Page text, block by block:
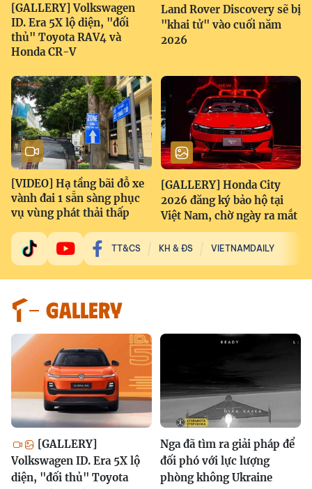
[GALLERY] Volkswagen
ID. Era 5X lộ diện, "đối
thủ" Toyota RAV4 và
Honda CR-V
Land Rover Discovery sẽ bị
"khai tử" vào cuối năm
2026
[VIDEO] Hạ tầng bãi đỗ xe
vành đai 1 sẵn sàng phục
vụ vùng phát thải thấp
[GALLERY] Honda City
2026 đăng ký bảo hộ tại
Việt Nam, chờ ngày ra mắt
TT&CS KH & ĐS VIETNAMDAILY
GALLERY
[GALLERY]
Volkswagen ID. Era 5X lộ
diện, "đối thủ" Toyota
Nga đã tìm ra giải pháp để
đối phó với lực lượng
phòng không Ukraine